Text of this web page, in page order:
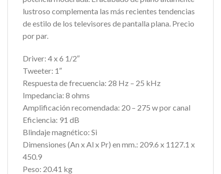
lustroso complementa las más recientes tendencias
de estilo de los televisores de pantalla plana. Precio
por par.
Driver: 4 x 6 1/2″
Tweeter: 1″
Respuesta de frecuencia: 28 Hz – 25 kHz
Impedancia: 8 ohms
Amplificación recomendada: 20 – 275 w por canal
Eficiencia: 91 dB
Blindaje magnético: Si
Dimensiones (An x Al x Pr) en mm.: 209.6 x 1127.1 x
450.9
Peso: 20.41 kg